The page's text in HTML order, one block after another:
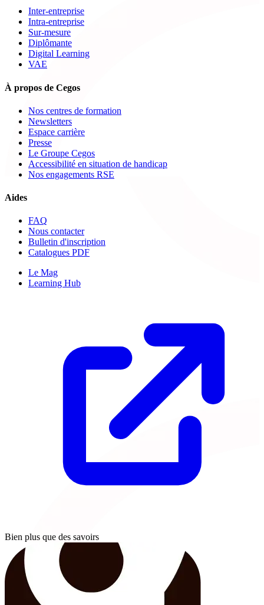
Inter-entreprise
Intra-entreprise
Sur-mesure
Diplômante
Digital Learning
VAE
À propos de Cegos
Nos centres de formation
Newsletters
Espace carrière
Presse
Le Groupe Cegos
Accessibilité en situation de handicap
Nos engagements RSE
Aides
FAQ
Nous contacter
Bulletin d'inscription
Catalogues PDF
Le Mag
Learning Hub
Bien plus que des savoirs